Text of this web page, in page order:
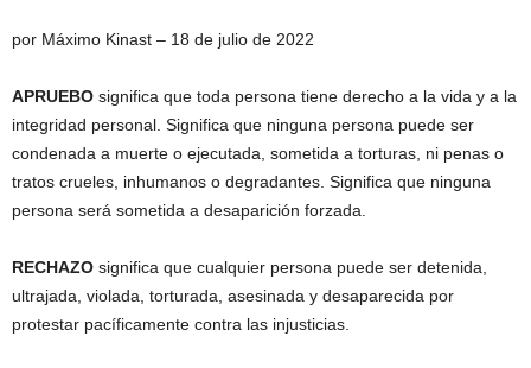
por Máximo Kinast – 18 de julio de 2022
APRUEBO significa que toda persona tiene derecho a la vida y a la
integridad personal. Significa que ninguna persona puede ser
condenada a muerte o ejecutada, sometida a torturas, ni penas o
tratos crueles, inhumanos o degradantes. Significa que ninguna
persona será sometida a desaparición forzada.
RECHAZO significa que cualquier persona puede ser detenida,
ultrajada, violada, torturada, asesinada y desaparecida por
protestar pacíficamente contra las injusticias.